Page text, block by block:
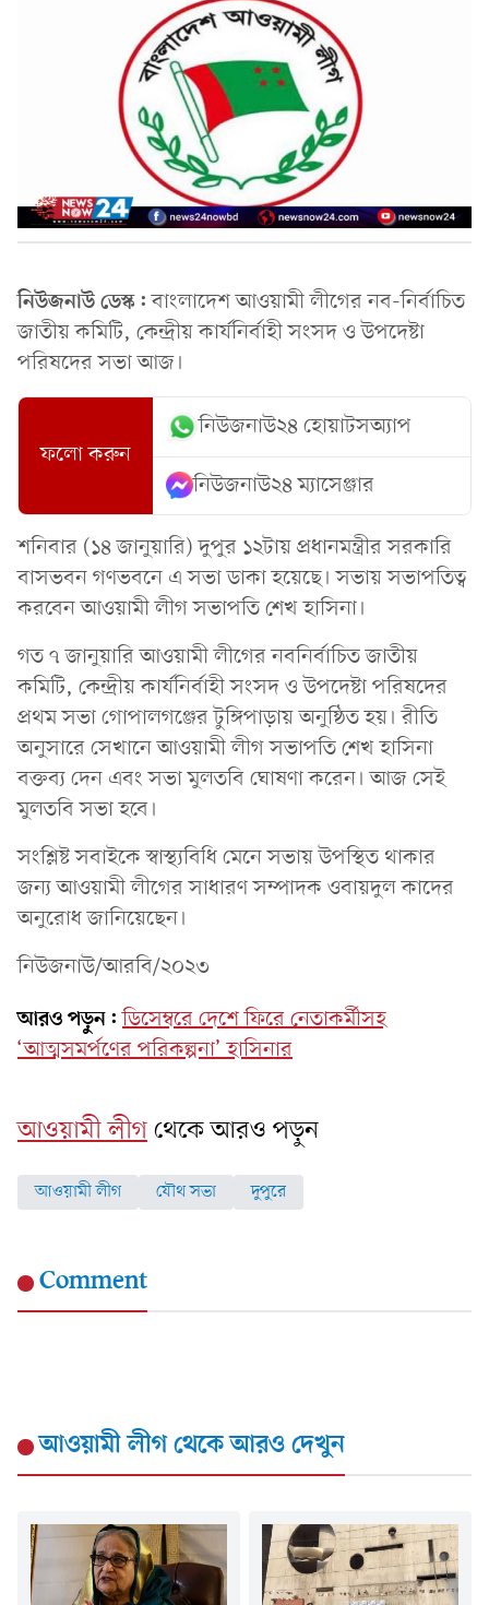
নিউজনাউ ডেস্ক:বাংলাদেশ আওয়ামী লীগের নব-নির্বাচিত
জাতীয় কমিটি, কেন্দ্রীয় কার্যনির্বাহী সংসদ ও উপদেষ্টা
পরিষদের সভা আজ।
ফলো করুন
নিউজনাউ২৪ হোয়াটসঅ্যাপ
নিউজনাউ২৪ ম্যাসেঞ্জার
শনিবার (১৪ জানুয়ারি) দুপুর ১২টায় প্রধানমন্ত্রীর সরকারি
বাসভবন গণভবনে এ সভা ডাকা হয়েছে। সভায় সভাপতিত্ব
করবেন আওয়ামী লীগ সভাপতি শেখ হাসিনা।
গত ৭ জানুয়ারি আওয়ামী লীগের নবনির্বাচিত জাতীয়
কমিটি, কেন্দ্রীয় কার্যনির্বাহী সংসদ ও উপদেষ্টা পরিষদের
প্রথম সভা গোপালগঞ্জের টুঙ্গিপাড়ায় অনুষ্ঠিত হয়। রীতি
অনুসারে সেখানে আওয়ামী লীগ সভাপতি শেখ হাসিনা
বক্তব্য দেন এবং সভা মুলতবি ঘোষণা করেন। আজ সেই
মুলতবি সভা হবে।
সংশ্লিষ্ট সবাইকে স্বাস্থ্যবিধি মেনে সভায় উপস্থিত থাকার
জন্য আওয়ামী লীগের সাধারণ সম্পাদক ওবায়দুল কাদের
অনুরোধ জানিয়েছেন।
নিউজনাউ/আরবি/২০২৩
আরও পড়ুন: ডিসেম্বরে দেশে ফিরে নেতাকর্মীসহ
‘আত্মসমর্পণের পরিকল্পনা’ হাসিনার
আওয়ামী লীগথেকে আরও পড়ুন
আওয়ামী লীগ যৌথ সভা দুপুরে
Comment
আওয়ামী লীগথেকে আরও দেখুন